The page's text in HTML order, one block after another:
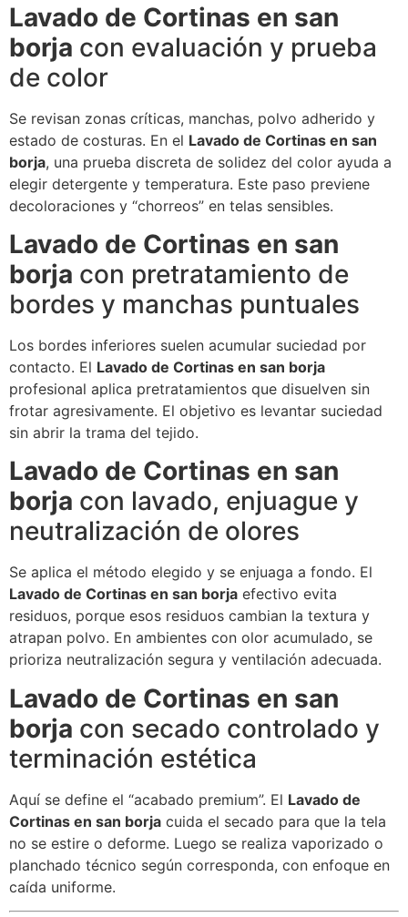
Lavado de Cortinas en san
borja con evaluación y prueba
de color
Se revisan zonas críticas, manchas, polvo adherido y
estado de costuras. En el Lavado de Cortinas en san
borja, una prueba discreta de solidez del color ayuda a
elegir detergente y temperatura. Este paso previene
decoloraciones y “chorreos” en telas sensibles.
Lavado de Cortinas en san
borja con pretratamiento de
bordes y manchas puntuales
Los bordes inferiores suelen acumular suciedad por
contacto. El Lavado de Cortinas en san borja
profesional aplica pretratamientos que disuelven sin
frotar agresivamente. El objetivo es levantar suciedad
sin abrir la trama del tejido.
Lavado de Cortinas en san
borja con lavado, enjuague y
neutralización de olores
Se aplica el método elegido y se enjuaga a fondo. El
Lavado de Cortinas en san borja efectivo evita
residuos, porque esos residuos cambian la textura y
atrapan polvo. En ambientes con olor acumulado, se
prioriza neutralización segura y ventilación adecuada.
Lavado de Cortinas en san
borja con secado controlado y
terminación estética
Aquí se define el “acabado premium”. El Lavado de
Cortinas en san borja cuida el secado para que la tela
no se estire o deforme. Luego se realiza vaporizado o
planchado técnico según corresponda, con enfoque en
caída uniforme.